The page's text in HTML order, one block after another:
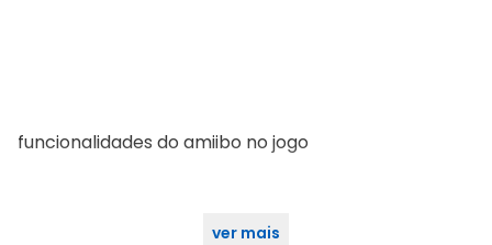
funcionalidades do amiibo no jogo
ver mais